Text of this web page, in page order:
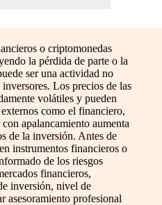
o criptomonedas
la pérdida de parte o la
ser una actividad no
Los precios de las
volátiles y pueden
como el financiero,
apalancamiento aumenta
de la inversión. Antes de
instrumentos financieros o
de los riesgos
financieros,
inversión, nivel de
asesoramiento profesional